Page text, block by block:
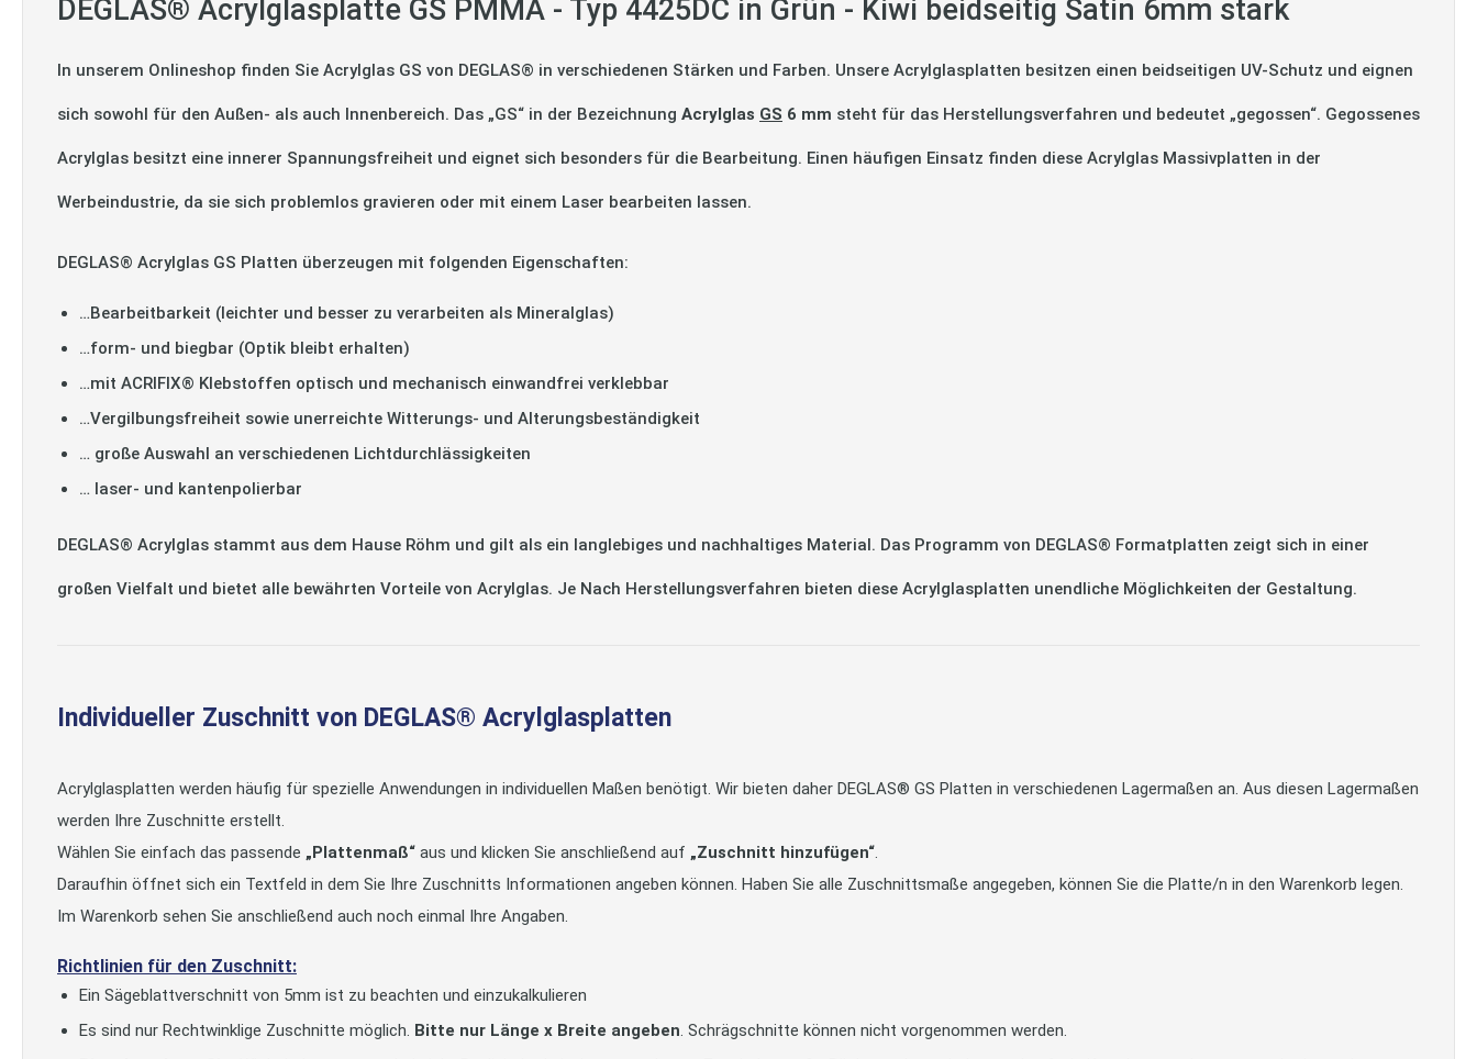
DEGLAS® Acrylglasplatte GS PMMA - Typ 4425DC in Grün - Kiwi beidseitig Satin 6mm stark
In unserem Onlineshop finden Sie Acrylglas GS von DEGLAS® in verschiedenen Stärken und Farben. Unsere Acrylglasplatten besitzen einen beidseitigen UV-Schutz und eignen
sich sowohl für den Außen- als auch Innenbereich. Das „GS“ in der Bezeichnung Acrylglas GS 6 mm steht für das Herstellungsverfahren und bedeutet „gegossen“. Gegossenes
Acrylglas besitzt eine innerer Spannungsfreiheit und eignet sich besonders für die Bearbeitung. Einen häufigen Einsatz finden diese Acrylglas Massivplatten in der
Werbeindustrie, da sie sich problemlos gravieren oder mit einem Laser bearbeiten lassen.
DEGLAS® Acrylglas GS Platten überzeugen mit folgenden Eigenschaften:
…Bearbeitbarkeit (leichter und besser zu verarbeiten als Mineralglas)
…form- und biegbar (Optik bleibt erhalten)
…mit ACRIFIX® Klebstoffen optisch und mechanisch einwandfrei verklebbar
…Vergilbungsfreiheit sowie unerreichte Witterungs- und Alterungsbeständigkeit
… große Auswahl an verschiedenen Lichtdurchlässigkeiten
… laser- und kantenpolierbar
DEGLAS® Acrylglas stammt aus dem Hause Röhm und gilt als ein langlebiges und nachhaltiges Material. Das Programm von DEGLAS® Formatplatten zeigt sich in einer
großen Vielfalt und bietet alle bewährten Vorteile von Acrylglas. Je Nach Herstellungsverfahren bieten diese Acrylglasplatten unendliche Möglichkeiten der Gestaltung.
Individueller Zuschnitt von DEGLAS® Acrylglasplatten
Acrylglasplatten werden häufig für spezielle Anwendungen in individuellen Maßen benötigt. Wir bieten daher DEGLAS® GS Platten in verschiedenen Lagermaßen an. Aus diesen Lagermaßen
werden Ihre Zuschnitte erstellt.
Wählen Sie einfach das passende „Plattenmaß“ aus und klicken Sie anschließend auf „Zuschnitt hinzufügen“
Daraufhin öffnet sich ein Textfeld in dem Sie Ihre Zuschnitts Informationen angeben können. Haben Sie alle Zuschnittsmaße angegeben, können Sie die Platte/n in den Warenkorb legen.
Im Warenkorb sehen Sie anschließend auch noch einmal Ihre Angaben.
Richtlinien für den Zuschnitt:
Ein Sägeblattverschnitt von 5mm ist zu beachten und einzukalkulieren
Es sind nur Rechtwinklige Zuschnitte möglich. Bitte nur Länge x Breite angeben . Schrägschnitte können nicht vorgenommen werden.